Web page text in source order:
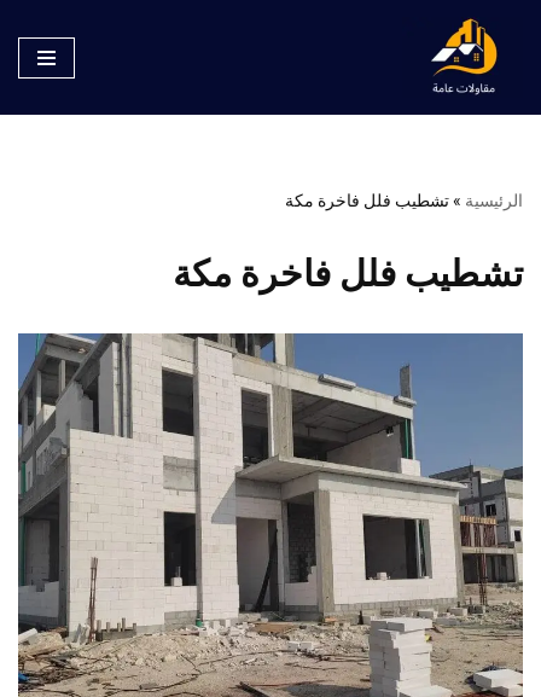
تخطى
الرئيسية »تشطيب فلل فاخرة مكة
تشطيب فلل فاخرة مكة